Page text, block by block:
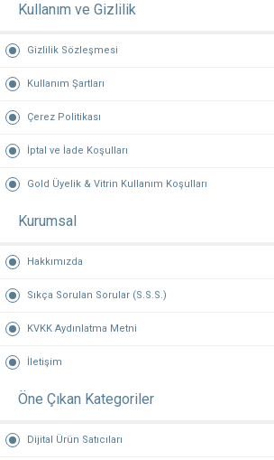
Kullanım ve Gizlilik
Gizlilik Sözleşmesi
Kullanım Şartları
Çerez Politikası
İptal ve İade Koşulları
Gold Üyelik & Vitrin Kullanım Koşulları
Kurumsal
Hakkımızda
Sıkça Sorulan Sorular (S.S.S.)
KVKK Aydınlatma Metni
İletişim
Öne Çıkan Kategoriler
Dijital Ürün Satıcıları